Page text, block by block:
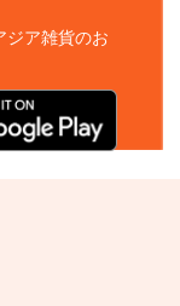
ジア雑貨のお